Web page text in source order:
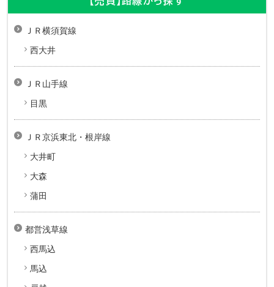
ＪＲ横須賀線
西大井
ＪＲ山手線
目黒
ＪＲ京浜東北・根岸線
大井町
大森
蒲田
都営浅草線
西馬込
馬込